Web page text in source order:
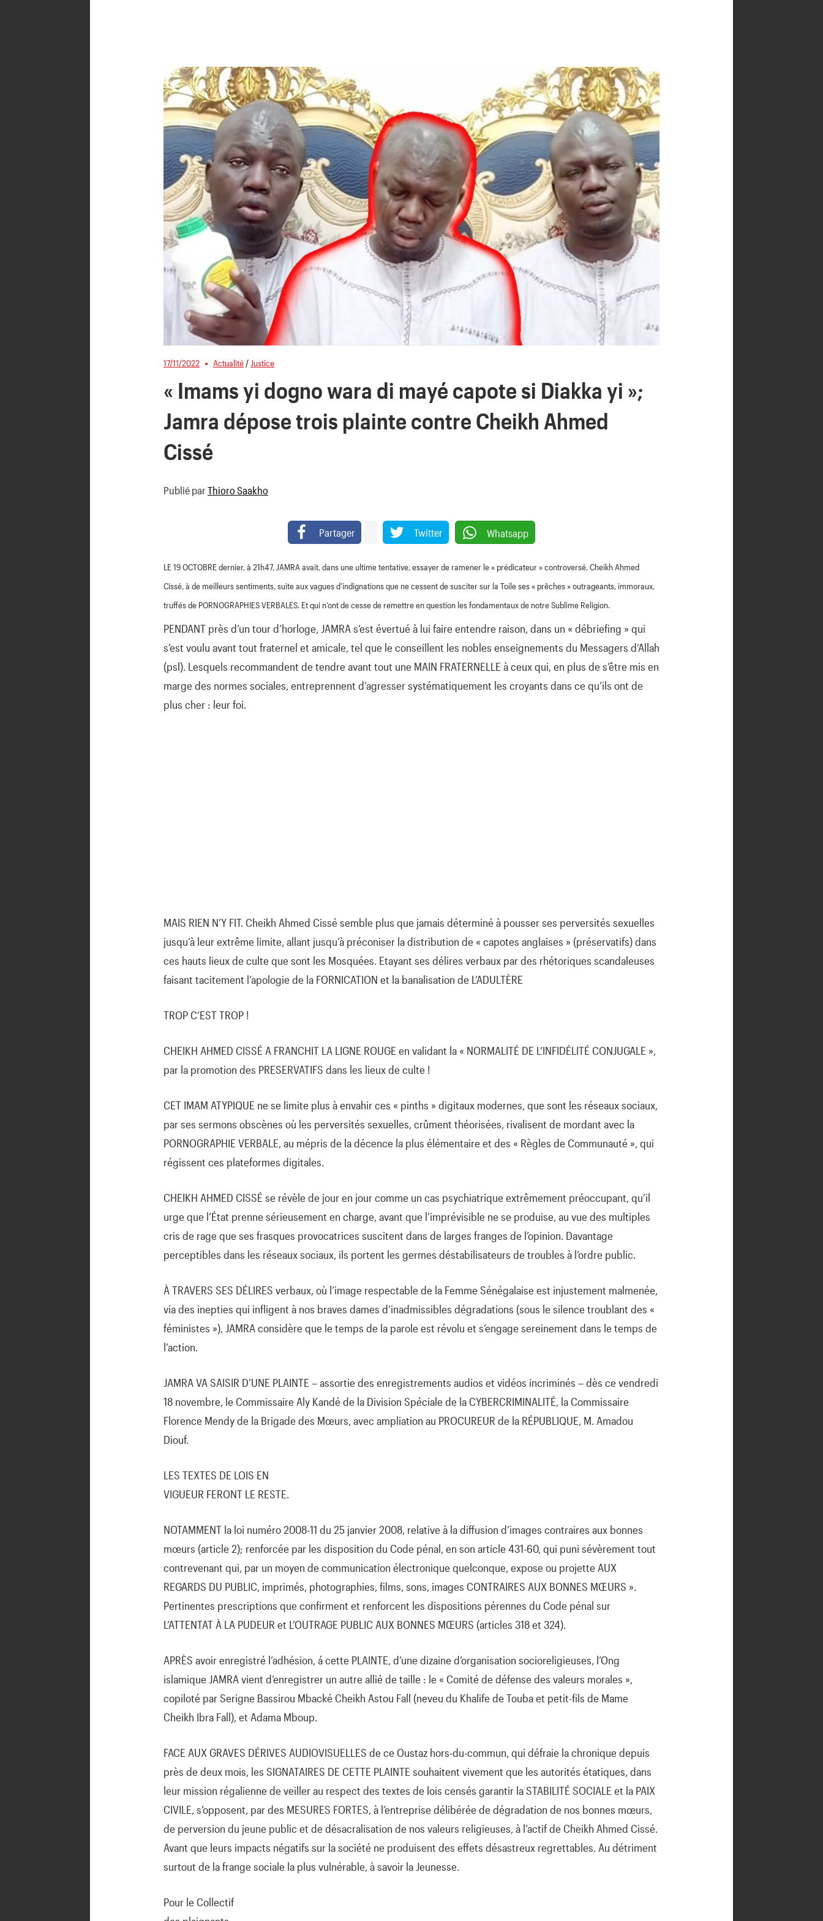
17/11/2022 Actualité / Justice
« Imams yi dogno wara di mayé capote si Diakka yi »;
Jamra dépose trois plainte contre Cheikh Ahmed
Cissé
Publié par Thioro Saakho
Partager Twitter Whatsapp
LE 19 OCTOBRE dernier, à 21h47, JAMRA avait, dans une ultime tentative, essayer de ramener le « prédicateur » controversé, Cheikh Ahmed
Cissé, à de meilleurs sentiments, suite aux vagues d’indignations que ne cessent de susciter sur la Toile ses « prêches » outrageants, immoraux,
truffés de PORNOGRAPHIES VERBALES. Et qui n’ont de cesse de remettre en question les fondamentaux de notre Sublime Religion.
PENDANT près d’un tour d’horloge, JAMRA s’est évertué à lui faire entendre raison, dans un « débriefing » qui
s’est voulu avant tout fraternel et amicale, tel que le conseillent les nobles enseignements du Messagers d’Allah
(psl). Lesquels recommandent de tendre avant tout une MAIN FRATERNELLE à ceux qui, en plus de s’être mis en
marge des normes sociales, entreprennent d’agresser systématiquement les croyants dans ce qu’ils ont de
plus cher : leur foi.
MAIS RIEN N’Y FIT. Cheikh Ahmed Cissé semble plus que jamais déterminé à pousser ses perversités sexuelles
jusqu’à leur extrême limite, allant jusqu’à préconiser la distribution de « capotes anglaises » (préservatifs) dans
ces hauts lieux de culte que sont les Mosquées. Etayant ses délires verbaux par des rhétoriques scandaleuses
faisant tacitement l’apologie de la FORNICATION et la banalisation de L’ADULTÈRE
TROP C’EST TROP !
CHEIKH AHMED CISSÉ A FRANCHIT LA LIGNE ROUGE en validant la « NORMALITÉ DE L’INFIDÉLITÉ CONJUGALE »,
par la promotion des PRESERVATIFS dans les lieux de culte !
CET IMAM ATYPIQUE ne se limite plus à envahir ces « pinths » digitaux modernes, que sont les réseaux sociaux,
par ses sermons obscènes où les perversités sexuelles, crûment théorisées, rivalisent de mordant avec la
PORNOGRAPHIE VERBALE, au mépris de la décence la plus élémentaire et des « Règles de Communauté », qui
régissent ces plateformes digitales.
CHEIKH AHMED CISSÉ se révèle de jour en jour comme un cas psychiatrique extrêmement préoccupant, qu’il
urge que l’État prenne sérieusement en charge, avant que l’imprévisible ne se produise, au vue des multiples
cris de rage que ses frasques provocatrices suscitent dans de larges franges de l’opinion. Davantage
perceptibles dans les réseaux sociaux, ils portent les germes déstabilisateurs de troubles à l’ordre public.
À TRAVERS SES DÉLIRES verbaux, où l’image respectable de la Femme Sénégalaise est injustement malmenée,
via des inepties qui infligent à nos braves dames d’inadmissibles dégradations (sous le silence troublant des «
féministes »), JAMRA considère que le temps de la parole est révolu et s’engage sereinement dans le temps de
l’action.
JAMRA VA SAISIR D’UNE PLAINTE – assortie des enregistrements audios et vidéos incriminés – dès ce vendredi
18 novembre, le Commissaire Aly Kandé de la Division Spéciale de la CYBERCRIMINALITÉ, la Commissaire
Florence Mendy de la Brigade des Mœurs, avec ampliation au PROCUREUR de la RÉPUBLIQUE, M. Amadou
Diouf.
LES TEXTES DE LOIS EN
VIGUEUR FERONT LE RESTE.
NOTAMMENT la loi numéro 2008-11 du 25 janvier 2008, relative à la diffusion d’images contraires aux bonnes
mœurs (article 2); renforcée par les disposition du Code pénal, en son article 431-60, qui puni sévèrement tout
contrevenant qui, par un moyen de communication électronique quelconque, expose ou projette AUX
REGARDS DU PUBLIC, imprimés, photographies, films, sons, images CONTRAIRES AUX BONNES MŒURS ».
Pertinentes prescriptions que confirment et renforcent les dispositions pérennes du Code pénal sur
L’ATTENTAT À LA PUDEUR et L’OUTRAGE PUBLIC AUX BONNES MŒURS (articles 318 et 324).
APRÈS avoir enregistré l’adhésion, á cette PLAINTE, d’une dizaine d’organisation socioreligieuses, l’Ong
islamique JAMRA vient d’enregistrer un autre allié de taille : le « Comité de défense des valeurs morales »,
copiloté par Serigne Bassirou Mbacké Cheikh Astou Fall (neveu du Khalife de Touba et petit-fils de Mame
Cheikh Ibra Fall), et Adama Mboup.
FACE AUX GRAVES DÉRIVES AUDIOVISUELLES de ce Oustaz hors-du-commun, qui défraie la chronique depuis
près de deux mois, les SIGNATAIRES DE CETTE PLAINTE souhaitent vivement que les autorités étatiques, dans
leur mission régalienne de veiller au respect des textes de lois censés garantir la STABILITÉ SOCIALE et la PAIX
CIVILE, s’opposent, par des MESURES FORTES, à l’entreprise délibérée de dégradation de nos bonnes mœurs,
de perversion du jeune public et de désacralisation de nos valeurs religieuses, à l’actif de Cheikh Ahmed Cissé.
Avant que leurs impacts négatifs sur la société ne produisent des effets désastreux regrettables. Au détriment
surtout de la frange sociale la plus vulnérable, à savoir la Jeunesse.
Pour le Collectif